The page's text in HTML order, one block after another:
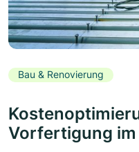
Bau & Renovierung
Vorfertigung im